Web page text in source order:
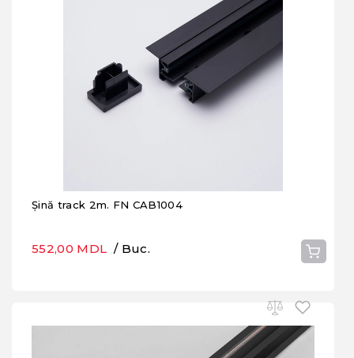
Șină track 2m. FN CAB1004
552,00 MDL / Buc.